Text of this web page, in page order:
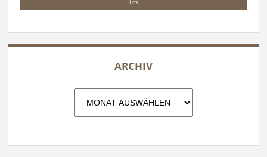
ARCHIV
Archiv